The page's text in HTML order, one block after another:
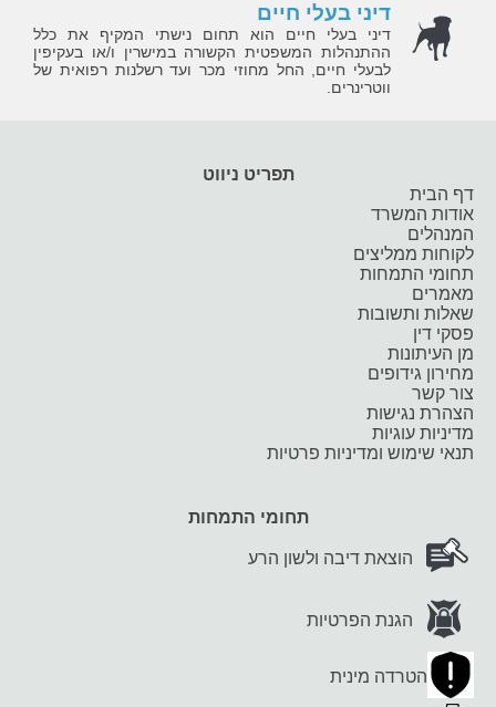
דיני בעלי חיים
דיני בעלי חיים הוא תחום נישתי המקיף את כלל
ההתנהלות המשפטית הקשורה במישרין ו/או בעקיפין
לבעלי חיים, החל מחוזי מכר ועד רשלנות רפואית של
ווטרינרים.
תפריט ניווט
דף הבית
אודות המשרד
המנהלים
לקוחות ממליצים
תחומי התמחות
מאמרים
שאלות ותשובות
פסקי דין
מן העיתונות
מחירון גידופים
צור קשר
הצהרת נגישות
מדיניות עוגיות
תנאי שימוש ומדיניות פרטיות
תחומי התמחות
הוצאת דיבה ולשון הרע
הגנת הפרטיות
הטרדה מינית